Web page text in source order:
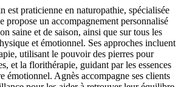
est praticienne en naturopathie, spécialisée
propose un accompagnement personnalisé
saine et de saison, ainsi que sur tous les
et émotionnel. Ses approches incluent
utilisant le pouvoir des pierres pour
et la florithérapie, guidant par les essences
émotionnel. Agnès accompagne ses clients